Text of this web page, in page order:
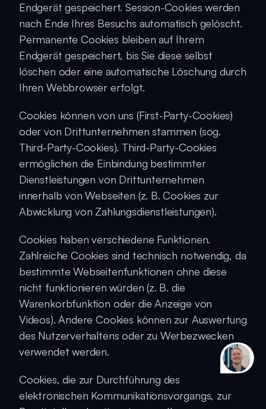
Endgerät gespeichert. Session-Cookies werden
nach Ende Ihres Besuchs automatisch gelöscht.
Permanente Cookies bleiben auf Ihrem
Endgerät gespeichert, bis Sie diese selbst
löschen oder eine automatische Löschung durch
Ihren Webbrowser erfolgt.
Cookies können von uns (First-Party-Cookies)
oder von Drittunternehmen stammen (sog.
Third-Party-Cookies). Third-Party-Cookies
ermöglichen die Einbindung bestimmter
Dienstleistungen von Drittunternehmen
innerhalb von Webseiten (z. B. Cookies zur
Abwicklung von Zahlungsdienstleistungen).
Cookies haben verschiedene Funktionen.
Zahlreiche Cookies sind technisch notwendig, da
bestimmte Webseitenfunktionen ohne diese
nicht funktionieren würden (z. B. die
Warenkorbfunktion oder die Anzeige von
Videos). Andere Cookies können zur Auswertung
des Nutzerverhaltens oder zu Werbezwecken
verwendet werden.
Cookies, die zur Durchführung des
elektronischen Kommunikationsvorgangs, zur